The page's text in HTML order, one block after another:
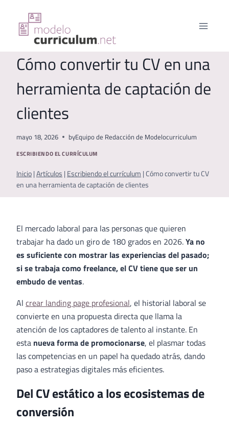
contenido
Cómo convertir tu CV en una
herramienta de captación de
clientes
mayo 18, 2026 byEquipo de Redacción de Modelocurriculum
ESCRIBIENDO EL CURRÍCULUM
Inicio | Artículos | Escribiendo el currículum | Cómo convertir tu CV
en una herramienta de captación de clientes
El mercado laboral para las personas que quieren
trabajar ha dado un giro de 180 grados en 2026.Ya no
es suficiente con mostrar las experiencias del pasado;
si se trabaja como freelance, el CV tiene que ser un
embudo de ventas.
Al crear landing page profesional, el historial laboral se
convierte en una propuesta directa que llama la
atención de los captadores de talento al instante. En
esta nueva forma de promocionarse, el plasmar todas
las competencias en un papel ha quedado atrás, dando
paso a estrategias digitales más eficientes.
Del CV estático a los ecosistemas de
conversión